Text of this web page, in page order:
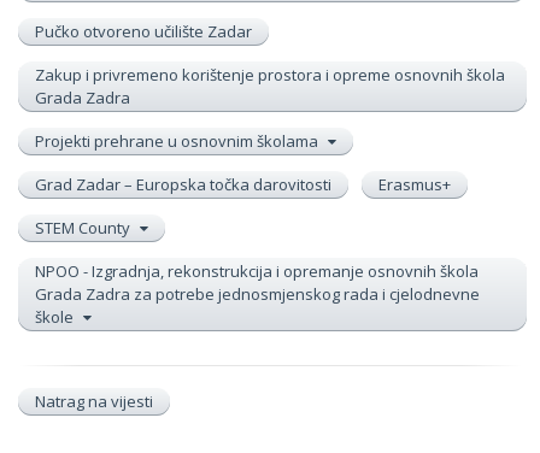
Pučko otvoreno učilište Zadar
Zakup i privremeno korištenje prostora i opreme osnovnih škola
Grada Zadra
Projekti prehrane u osnovnim školama
Grad Zadar – Europska točka darovitosti
Erasmus+
STEM County
NPOO - Izgradnja, rekonstrukcija i opremanje osnovnih škola
Grada Zadra za potrebe jednosmjenskog rada i cjelodnevne
škole
Natrag na vijesti